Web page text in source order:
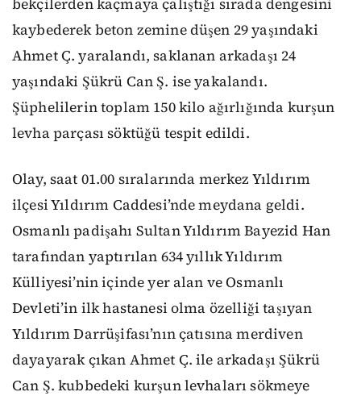
bekçilerden kaçmaya çalıştığı sırada dengesini
kaybederek beton zemine düşen 29 yaşındaki
Ahmet Ç. yaralandı, saklanan arkadaşı 24
yaşındaki Şükrü Can Ş. ise yakalandı.
Şüphelilerin toplam 150 kilo ağırlığında kurşun
levha parçası söktüğü tespit edildi.
Olay, saat 01.00 sıralarında merkez Yıldırım
ilçesi Yıldırım Caddesi’nde meydana geldi.
Osmanlı padişahı Sultan Yıldırım Bayezid Han
tarafından yaptırılan 634 yıllık Yıldırım
Külliyesi’nin içinde yer alan ve Osmanlı
Devleti’in ilk hastanesi olma özelliği taşıyan
Yıldırım Darrüşifası’nın çatısına merdiven
dayayarak çıkan Ahmet Ç. ile arkadaşı Şükrü
Can Ş. kubbedeki kurşun levhaları sökmeye